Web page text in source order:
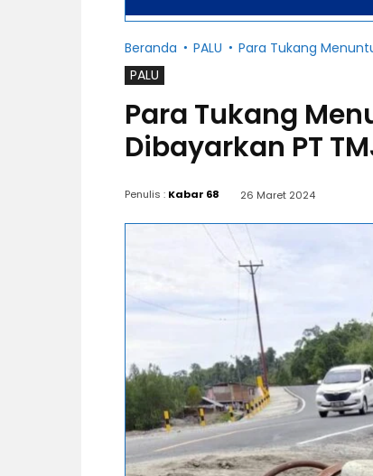
Beranda PALU
Para Tukang
PALU
Para Tukang
Dibayarkan PT
Penulis : Kabar 68 26 Maret 2024